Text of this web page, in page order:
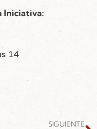
Iniciativa:
14
SIGUIENTE